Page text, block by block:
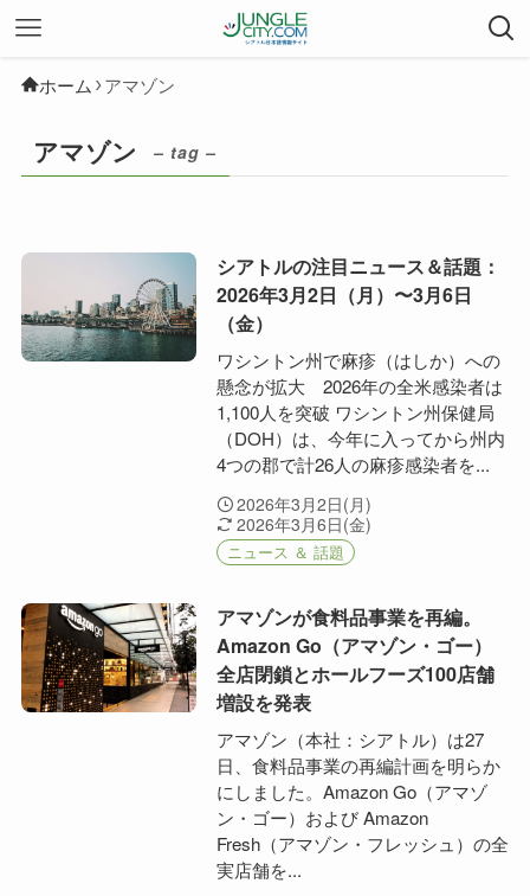
ホーム アマゾン
アマゾン – tag –
シアトルの注目ニュース＆話題：
2026年3月2日（月）〜3月6日
（金）
ワシントン州で麻疹（はしか）への
懸念が拡大 2026年の全米感染者は
1,100人を突破 ワシントン州保健局
（DOH）は、今年に入ってから州内
4つの郡で計26人の麻疹感染者を...
2026年3月2日(月)
2026年3月6日(金)
ニュース ＆ 話題
アマゾンが食料品事業を再編。
Amazon Go（アマゾン・ゴー）
全店閉鎖とホールフーズ100店舗
増設を発表
アマゾン（本社：シアトル）は27
日、食料品事業の再編計画を明らか
にしました。Amazon Go（アマゾ
ン・ゴー）および Amazon
Fresh（アマゾン・フレッシュ）の全
実店舗を...